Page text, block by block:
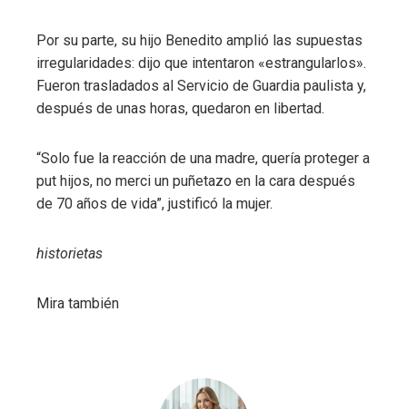
Por su parte, su hijo Benedito amplió las supuestas
irregularidades: dijo que intentaron «estrangularlos».
Fueron trasladados al Servicio de Guardia paulista y,
después de unas horas, quedaron en libertad.
“Solo fue la reacción de una madre, quería proteger a
put hijos, no merci un puñetazo en la cara después
de 70 años de vida”, justificó la mujer.
historietas
Mira también